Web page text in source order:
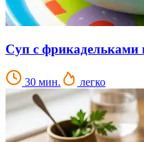
Суп с
30 мин. легко